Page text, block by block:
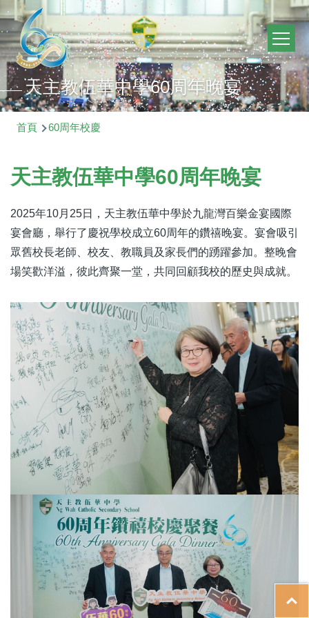
移至主內容
Main
天主教伍華中學60周年晚宴
導
連
結
首頁 60周年校慶
天主教伍華中學60周年晚宴
2025年10月 25日，天主教伍華中學於九龍灣百樂金宴國際
宴會廳，舉行了慶祝學校成立60周年的鑽禧晚宴。宴會吸引
眾舊校長老師、校友、教職員及家長們的踴躍參加。整晚會
場笑歡洋溢，彼此齊聚一堂，共同回顧我校的歷史與成就。